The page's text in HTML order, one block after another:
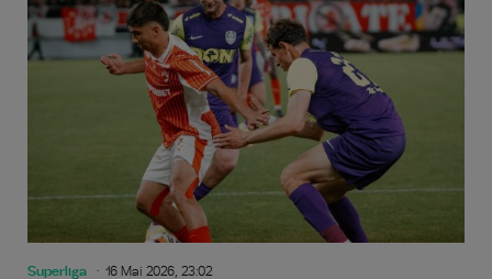
Superliga 16 Mai 2026, 23:02